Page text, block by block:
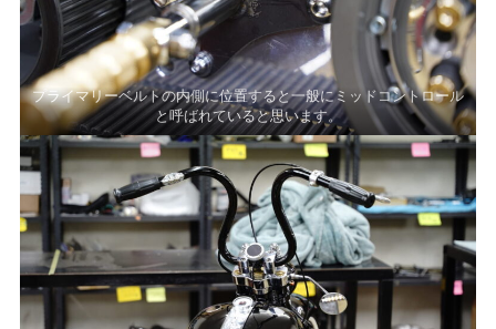
プライマリーベルトの内側に位置すると一般にミッドコントロール
と呼ばれていると思います。